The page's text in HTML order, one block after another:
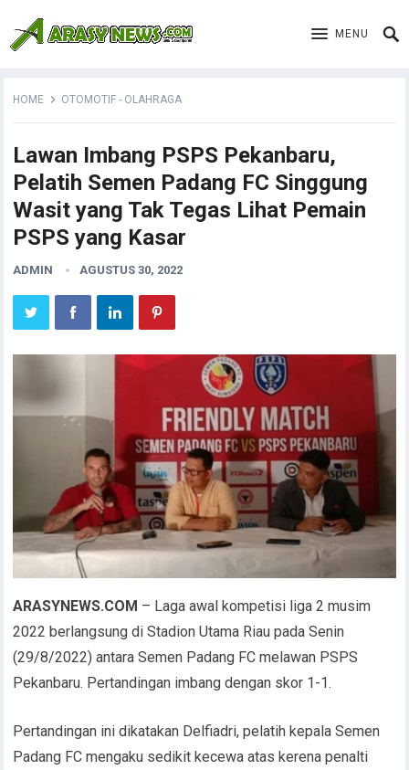
MENU
HOME OTOMOTIF - OLAHRAGA
Lawan Imbang PSPS Pekanbaru,
Pelatih Semen Padang FC Singgung
Wasit yang Tak Tegas Lihat Pemain
PSPS yang Kasar
ADMIN AGUSTUS 30, 2022
ARASYNEWS.COM – Laga awal kompetisi liga 2 musim
2022 berlangsung di Stadion Utama Riau pada Senin
(29/8/2022) antara Semen Padang FC melawan PSPS
Pekanbaru. Pertandingan imbang dengan skor 1-1.
Pertandingan ini dikatakan Delfiadri, pelatih kepala Semen
Padang FC mengaku sedikit kecewa atas kerena penalti